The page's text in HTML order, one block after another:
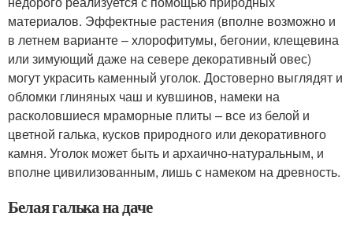
материалов. Эффектные растения (вполне возможно и
в летнем варианте – хлорофитумы, бегонии, клещевина
или зимующий даже на севере декоративный овес)
могут украсить каменный уголок. Достоверно выглядят и
обломки глиняных чаш и кувшинов, намеки на
расколовшиеся мраморные плиты – все из белой и
цветной галька, кусков природного или декоративного
камня. Уголок может быть и архаично-натуральным, и
вполне цивилизованным, лишь с намеком на древность.
Белая галька на даче